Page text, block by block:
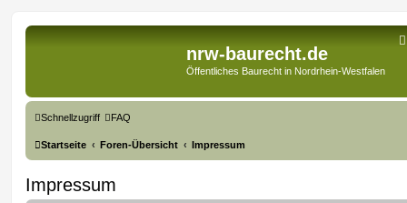
nrw-baurecht.de
Öffentliches Baurecht in Nordrhein-Westfalen
Schnellzugriff FAQ
Startseite Foren-Übersicht Impressum
Impressum